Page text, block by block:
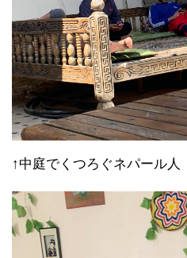
↑中庭でくつろぐネパール人